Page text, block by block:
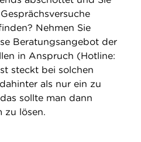
Nehmen Sie
Beratungsangebot der
in Anspruch (Hotline:
steckt bei solchen
als nur ein zu
sollte man dann
zu lösen.